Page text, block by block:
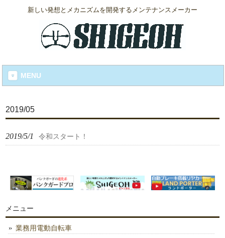
新しい発想とメカニズムを開発するメンテナンスメーカー
MENU
2019/05
2019/5/1 令和スタート！
メニュー
業務用電動自転車